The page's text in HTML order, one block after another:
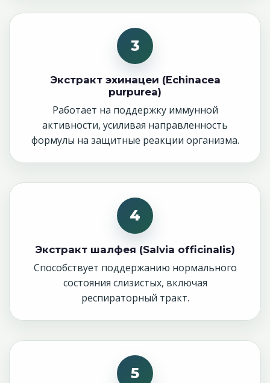
3
Экстракт эхинацеи (Echinacea
purpurea)
Работает на поддержку иммунной
активности, усиливая направленность
формулы на защитные реакции организма.
4
Экстракт шалфея (Salvia officinalis)
Способствует поддержанию нормального
состояния слизистых, включая
респираторный тракт.
5